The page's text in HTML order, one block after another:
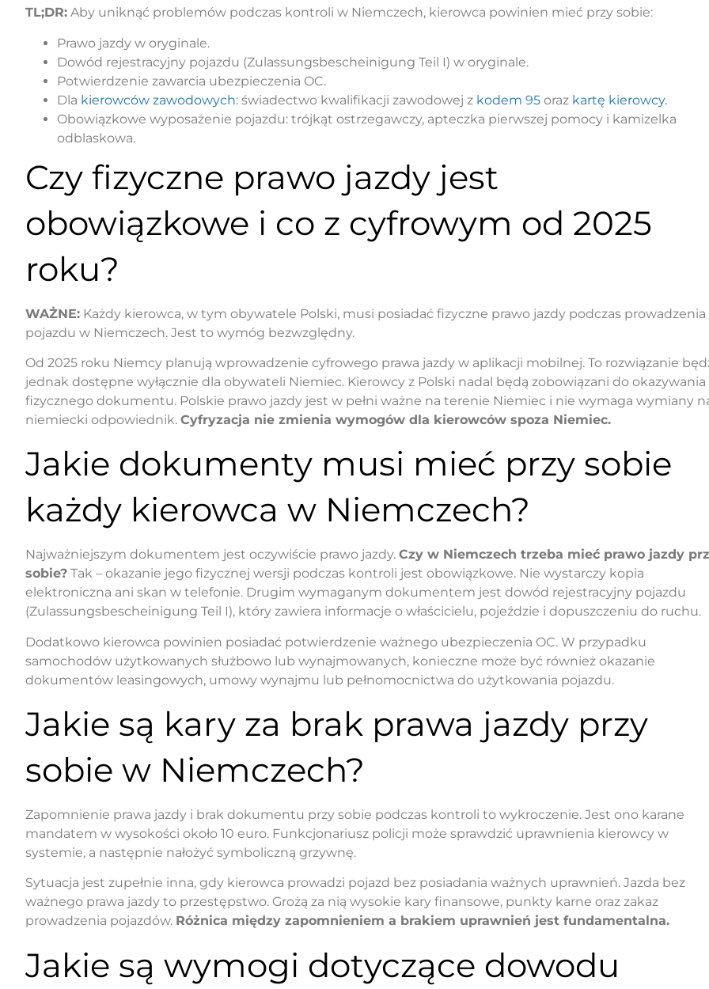
TL;DR: Aby uniknąć problemów podczas kontroli w Niemczech, kierowca powinien mieć przy sobie:
Prawo jazdy w oryginale.
Dowód rejestracyjny pojazdu (Zulassungsbescheinigung Teil I) w oryginale.
Potwierdzenie zawarcia ubezpieczenia OC.
Dla kierowców zawodowych: świadectwo kwalifikacji zawodowej z kodem 95 oraz kartę kierowcy.
Obowiązkowe wyposażenie pojazdu: trójkąt ostrzegawczy, apteczka pierwszej pomocy i kamizelka
odblaskowa.
Czy fizyczne prawo jazdy jest
obowiązkowe i co z cyfrowym od 2025
roku?
WAŻNE: Każdy kierowca, w tym obywatele Polski, musi posiadać fizyczne prawo jazdy podczas prowadzenia
pojazdu w Niemczech. Jest to wymóg bezwzględny.
Od 2025 roku Niemcy planują wprowadzenie cyfrowego prawa jazdy w aplikacji mobilnej. To rozwiązanie
jednak dostępne wyłącznie dla obywateli Niemiec. Kierowcy z Polski nadal będą zobowiązani do okazywania
fizycznego dokumentu. Polskie prawo jazdy jest w pełni ważne na terenie Niemiec i nie wymaga wymiany
niemiecki odpowiednik. Cyfryzacja nie zmienia wymogów dla kierowców spoza Niemiec.
Jakie dokumenty musi mieć przy sobie
każdy kierowca w Niemczech?
Najważniejszym dokumentem jest oczywiście prawo jazdy. Czy w Niemczech trzeba mieć prawo jazdy
sobie? Tak – okazanie jego fizycznej wersji podczas kontroli jest obowiązkowe. Nie wystarczy kopia
elektroniczna ani skan w telefonie. Drugim wymaganym dokumentem jest dowód rejestracyjny pojazdu
(Zulassungsbescheinigung Teil I), który zawiera informacje o właścicielu, pojeździe i dopuszczeniu do ruchu.
Dodatkowo kierowca powinien posiadać potwierdzenie ważnego ubezpieczenia OC. W przypadku
samochodów użytkowanych służbowo lub wynajmowanych, konieczne może być również okazanie
dokumentów leasingowych, umowy wynajmu lub pełnomocnictwa do użytkowania pojazdu.
Jakie są kary za brak prawa jazdy przy
sobie w Niemczech?
Zapomnienie prawa jazdy i brak dokumentu przy sobie podczas kontroli to wykroczenie. Jest ono karane
mandatem w wysokości około 10 euro. Funkcjonariusz policji może sprawdzić uprawnienia kierowcy w
systemie, a następnie nałożyć symboliczną grzywnę.
Sytuacja jest zupełnie inna, gdy kierowca prowadzi pojazd bez posiadania ważnych uprawnień. Jazda bez
ważnego prawa jazdy to przestępstwo. Grożą za nią wysokie kary finansowe, punkty karne oraz zakaz
prowadzenia pojazdów. Różnica między zapomnieniem a brakiem uprawnień jest fundamentalna.
Jakie są wymogi dotyczące dowodu